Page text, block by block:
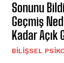
Sonunu
Geçmiş
Kadar Açık
BILIŞSEL